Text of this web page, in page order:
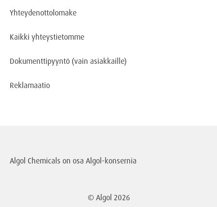
Yhteydenottolomake
Kaikki yhteystietomme
Dokumenttipyyntö (vain asiakkaille)
Reklamaatio
Algol Chemicals on osa Algol-konsernia
© Algol 2026